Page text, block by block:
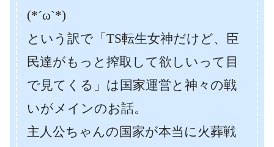
(*´ω`*)
という訳で「TS転生女神だけど、臣
民達がもっと搾取して欲しいって目
で見てくる」は国家運営と神々の戦
いがメインのお話。
主人公ちゃんの国家が本当に火葬戦